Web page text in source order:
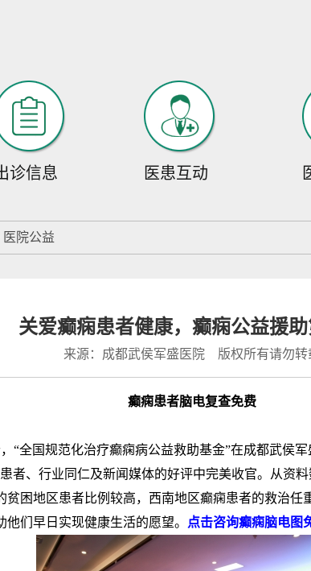
诊信息 医患互动
医院公益
关爱癫痫患者健康，癫痫公益援
来源：成都武侯军盛医院 版权所有请勿转
癫痫患者脑电复查免费
全国规范化治疗癫痫病公益救助基金”在成都武侯军
者、行业同仁及新闻媒体的好评中完美收官。从资
贫困地区患者比例较高，西南地区癫痫患者的救治任
们早日实现健康生活的愿望。
点击咨询癫痫脑电图